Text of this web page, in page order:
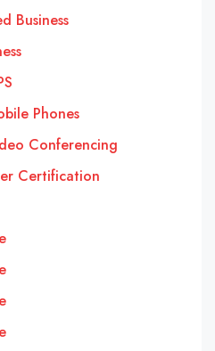
Business
Phones
Conferencing
Certification